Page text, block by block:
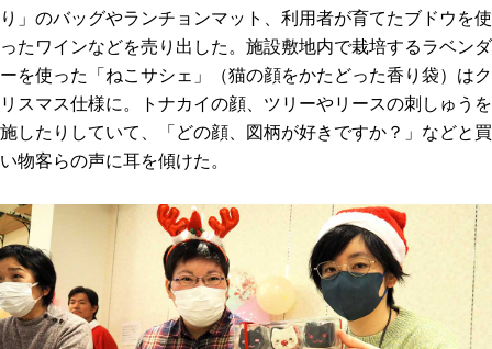
り」のバッグやランチョンマット、利用者が育てたブドウを使
ったワインなどを売り出した。施設敷地内で栽培するラベンダ
ーを使った「ねこサシェ」（猫の顔をかたどった香り袋）はク
リスマス仕様に。トナカイの顔、ツリーやリースの刺しゅうを
施したりしていて、「どの顔、図柄が好きですか？」などと買
い物客らの声に耳を傾けた。